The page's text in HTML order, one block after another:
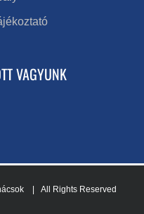
VAGYUNK
| All Rights Reserved